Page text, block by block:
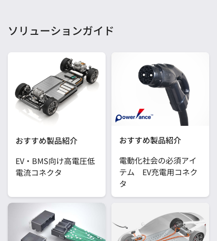
ソリューションガイド
おすすめ製品紹介
EV・BMS向け高電圧低
電流コネクタ
おすすめ製品紹介
電動化社会の必須アイ
テム EV充電用コネク
タ